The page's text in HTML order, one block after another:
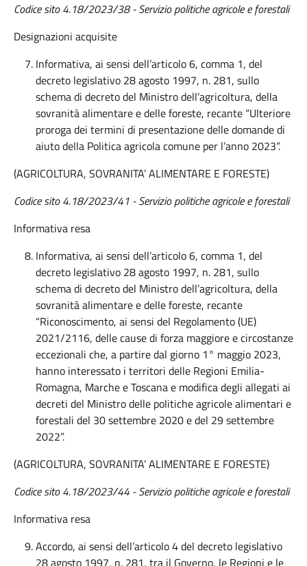
Codice sito 4.18/2023/38 - Servizio politiche agricole e forestali
Designazioni acquisite
Informativa, ai sensi dell’articolo 6, comma 1, del
decreto legislativo 28 agosto 1997, n. 281, sullo
schema di decreto del Ministro dell’agricoltura, della
sovranità alimentare e delle foreste, recante “Ulteriore
proroga dei termini di presentazione delle domande di
aiuto della Politica agricola comune per l’anno 2023”.
(AGRICOLTURA, SOVRANITA’ ALIMENTARE E FORESTE)
Codice sito 4.18/2023/41 - Servizio politiche agricole e forestali
Informativa resa
Informativa, ai sensi dell’articolo 6, comma 1, del
decreto legislativo 28 agosto 1997, n. 281, sullo
schema di decreto del Ministro dell’agricoltura, della
sovranità alimentare e delle foreste, recante
“Riconoscimento, ai sensi del Regolamento (UE)
2021/2116, delle cause di forza maggiore e circostanze
eccezionali che, a partire dal giorno 1° maggio 2023,
hanno interessato i territori delle Regioni Emilia-
Romagna, Marche e Toscana e modifica degli allegati ai
decreti del Ministro delle politiche agricole alimentari e
forestali del 30 settembre 2020 e del 29 settembre
2022”.
(AGRICOLTURA, SOVRANITA’ ALIMENTARE E FORESTE)
Codice sito 4.18/2023/44 - Servizio politiche agricole e forestali
Informativa resa
Accordo, ai sensi dell’articolo 4 del decreto legislativo
28 agosto 1997, n. 281, tra il Governo, le Regioni e le